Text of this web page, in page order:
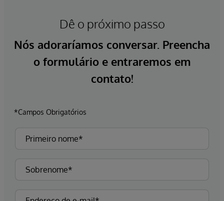
Dê o próximo passo
Nós adoraríamos conversar. Preencha
o formulário e entraremos em
contato!
*Campos Obrigatórios